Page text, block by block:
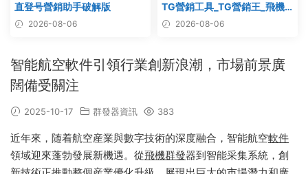
直登号營銷助手破解版
2026-08-06
TG營銷工具_TG營銷王_飛機
營銷王_破解版
2026-08-06
智能航空軟件引領行業創新浪潮，市場前景廣
闊備受關注
2025-10-17 群發器資訊 383
近年來，随着航空産業與數字技術的深度融合，智能航空軟件
領域迎來蓬勃發展新機遇。從飛機群發器到智能采集系統，創